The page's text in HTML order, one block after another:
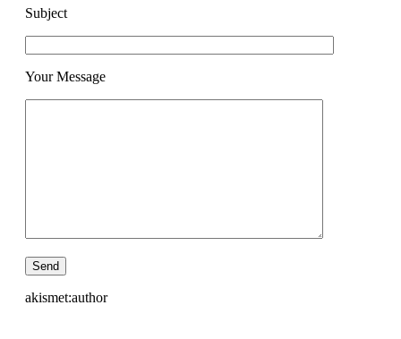
Subject
Your Message
akismet:author